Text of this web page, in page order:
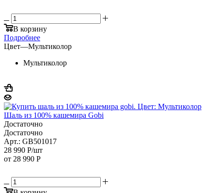
В корзину
Подробнее
Цвет—Мультиколор
Мультиколор
Шаль из 100% кашемира Gobi
Достаточно
Достаточно
Арт.: GB501017
28 990 Р/шт
от 28 990 Р